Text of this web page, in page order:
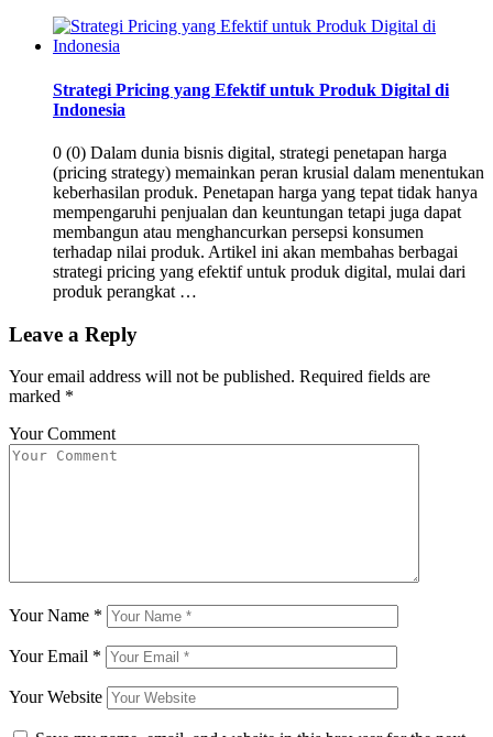
Strategi Pricing yang Efektif untuk Produk Digital di
Indonesia
0 (0) Dalam dunia bisnis digital, strategi penetapan harga
(pricing strategy) memainkan peran krusial dalam menentukan
keberhasilan produk. Penetapan harga yang tepat tidak hanya
mempengaruhi penjualan dan keuntungan tetapi juga dapat
membangun atau menghancurkan persepsi konsumen
terhadap nilai produk. Artikel ini akan membahas berbagai
strategi pricing yang efektif untuk produk digital, mulai dari
produk perangkat …
Leave a Reply
Your email address will not be published. Required fields are
marked *
Your Comment
Your Name *
Your Email *
Your Website